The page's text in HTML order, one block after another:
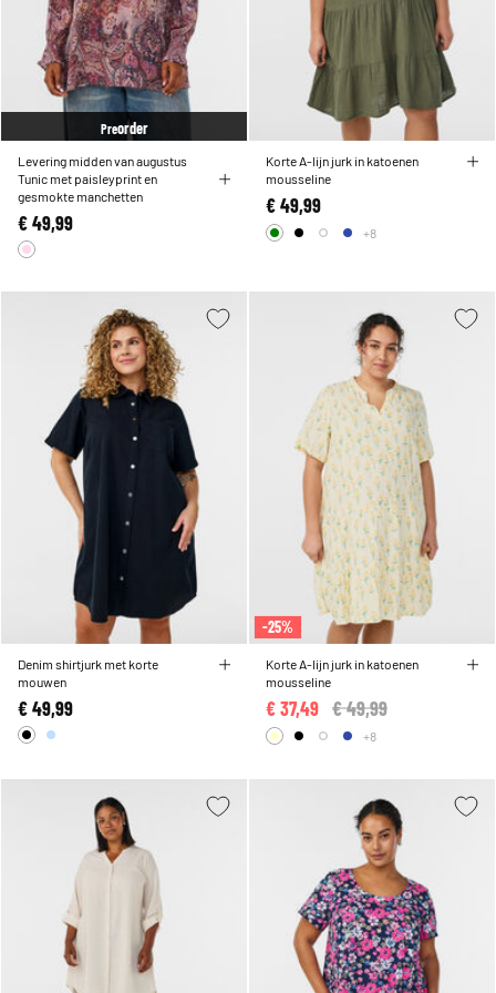
Preorder
Levering midden van augustus
Tunic met paisleyprint en
gesmokte manchetten
€ 49,99
Korte A-lijn jurk in katoenen
mousseline
€ 49,99
+8
Denim shirtjurk met korte
mouwen
€ 49,99
-25%
Korte A-lijn jurk in katoenen
mousseline
Price reduced from
€ 49,99
€ 37,49
+8